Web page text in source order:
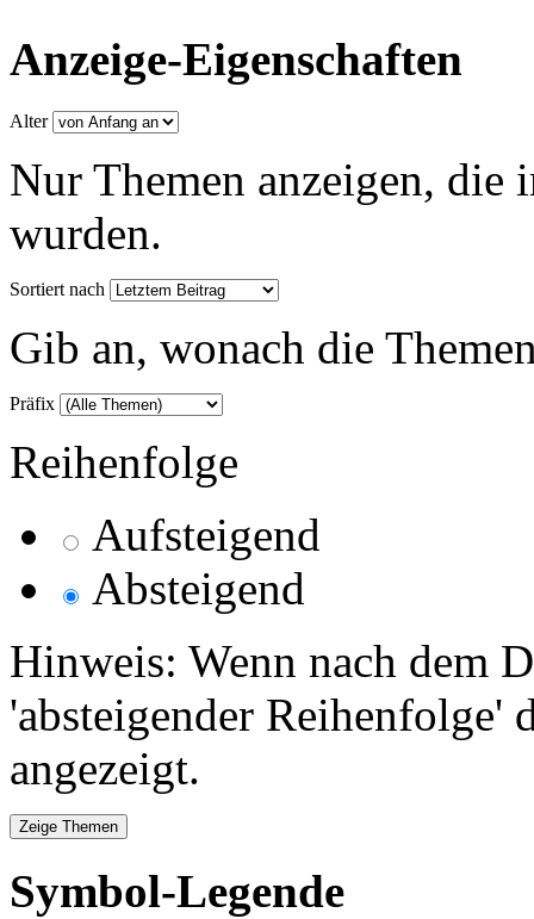
Anzeige-Eigenschaften
Alter
Nur Themen anzeigen, die
wurden.
Sortiert nach
Gib an, wonach die
Präfix
Reihenfolge
Aufsteigend
Absteigend
Hinweis: Wenn nach dem
'absteigender Reihenfolge'
angezeigt.
Symbol-Legende